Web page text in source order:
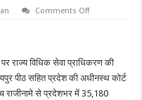
Comments Offon
से
निपटे
35
हजार
राज्य विधिक सेवा प्राधिकरण की
पीठ सहित प्रदेश की अधीनस्थ कोर्ट
राजीनामे से प्रदेशभर में 35,180